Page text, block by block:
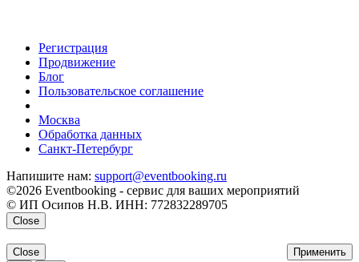
Регистрация
Продвижение
Блог
Пользовательское соглашение
Москва
Обработка данных
Санкт-Петербург
Напишите нам: support@eventbooking.ru
©2026 Eventbooking - сервис для ваших мероприятий
© ИП Осипов Н.В. ИНН: 772832289705
Close
Применить
Close